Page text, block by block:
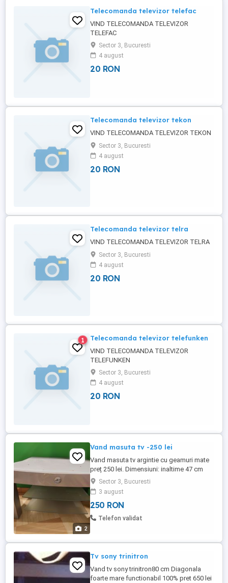
Telecomanda televizor telefac
VIND TELECOMANDA TELEVIZOR
TELEFAC
Sector 3, Bucuresti
4 august
20 RON
Telecomanda televizor tekon
VIND TELECOMANDA TELEVIZOR TEKON
Sector 3, Bucuresti
4 august
20 RON
Telecomanda televizor telra
VIND TELECOMANDA TELEVIZOR TELRA
Sector 3, Bucuresti
4 august
20 RON
1 Telecomanda televizor telefunken
VIND TELECOMANDA TELEVIZOR
TELEFUNKEN
Sector 3, Bucuresti
4 august
20 RON
2
Vand masuta tv -250 lei
Vand masuta tv argintie cu geamuri mate
preț 250 lei. Dimensiuni: inaltime 47 cm
lățime 90cm ( în fata) ,70 cm (mijloc),60
cm ( spate)
Sector 3, Bucuresti
3 august
250 RON
Telefon validat
Tv sony trinitron
Vand tv sony trinitron80 cm Diagonala
foarte mare functionabil 100% pret 650 lei